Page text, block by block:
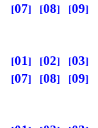
07
08 09
01 02 03
07
08 09